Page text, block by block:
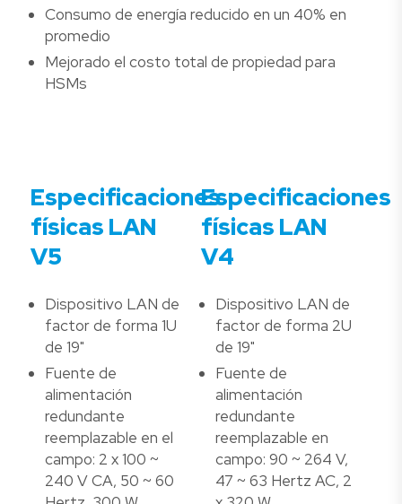
Consumo de energía reducido en un 40% en
promedio
Mejorado el costo total de propiedad para
HSMs
Especificaciones
físicas LAN
V5
Dispositivo LAN de
factor de forma 1U
de 19"
Fuente de
alimentación
redundante
reemplazable en el
campo: 2 x 100 ~
240 V CA, 50 ~ 60
Especificaciones
físicas LAN
V4
Dispositivo LAN de
factor de forma 2U
de 19"
Fuente de
alimentación
redundante
reemplazable en
campo: 90 ~ 264 V,
47 ~ 63 Hertz AC, 2